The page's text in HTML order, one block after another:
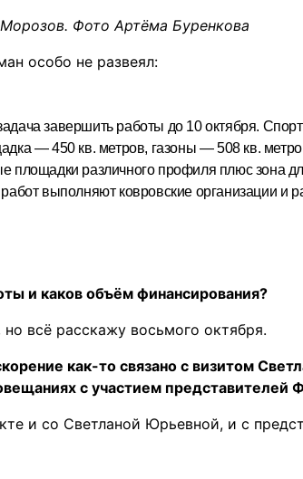
Фото Артёма Буренкова
особо не развеял:
завершить работы до 10 октября.
— 450 кв. метров, газоны — 508 кв.
площадки различного профиля плюс зона
выполняют ковровские организации и
и каков объём финансирования?
всё расскажу восьмого октября.
как-то связано с визитом
с участием представителей
и со Светланой Юрьевной, и с